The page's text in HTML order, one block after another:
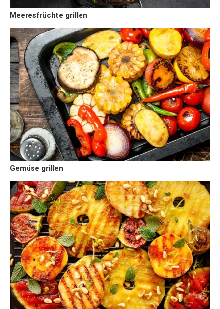
Meeresfrüchte grillen
Gemüse grillen